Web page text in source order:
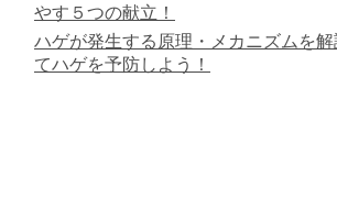
やす５つの献立！
ハゲが発生する原理・メカニズムを
てハゲを予防しよう！